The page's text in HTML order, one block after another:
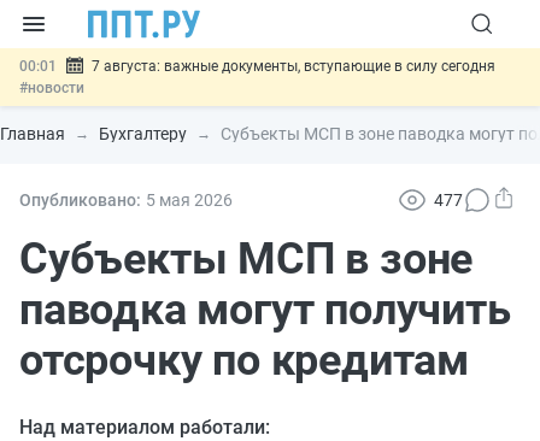
00:01
7 августа: важные документы, вступающие в силу сегодня
#новости
06.08 Минпромторг предложил запретить смешанные лоты
электроники в госзакупках #новости
06.08 Возврат денег за риелторские услуги при недействительных
06.08
Обеспечительный платёж СПОТ могут заменить
банковской гарантией
#новости
Главная Бухгалтеру Субъекты МСП в зоне паводка могут
Опубликовано: 5 мая 2026 477
Субъекты МСП в зоне
паводка могут получить
отсрочку по кредитам
Над материалом работали: